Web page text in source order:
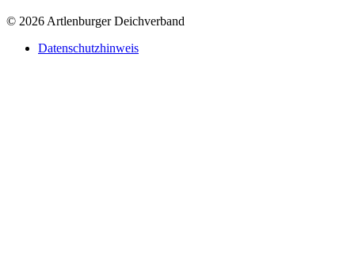
© 2026 Artlenburger Deichverband
Datenschutzhinweis